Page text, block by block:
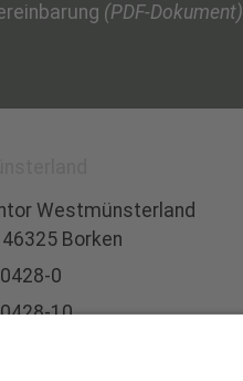
(PDF-Dokument)
Westmünsterland
46325 Borken
0
10